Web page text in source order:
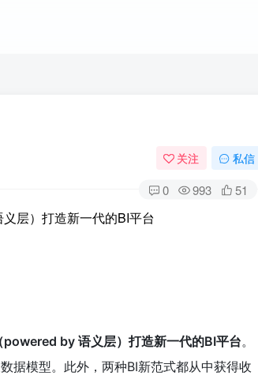
关注 私信
0 993 51
层）打造新一代的BI平台
by 语义层）打造新一代的BI平台。
据模型。此外，两种BI新范式都从中获得收